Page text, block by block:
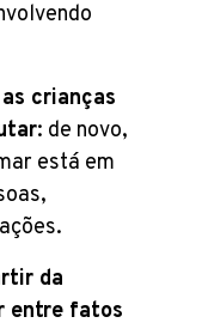
crianças
: de novo,
está em
da
entre fatos